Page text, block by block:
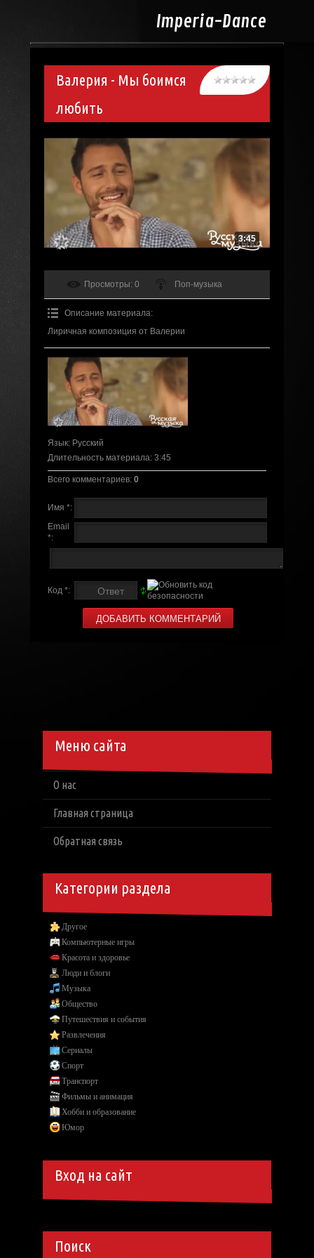
Imperia-Dance
Валерия - Мы боимся
любить
3:45
Просмотры: 0 Поп-музыка
Описание материала:
Лиричная композиция от Валерии
Язык: Русский
Длительность материала: 3:45
Всего комментариев: 0
Имя *:
Email
*:
Код *:
Меню сайта
О нас
Главная страница
Обратная связь
Категории раздела
Другое
Компьютерные игры
Красота и здоровье
Люди и блоги
Музыка
Общество
Путешествия и события
Развлечения
Сериалы
Спорт
Транспорт
Фильмы и анимация
Хобби и образование
Юмор
Вход на сайт
Поиск